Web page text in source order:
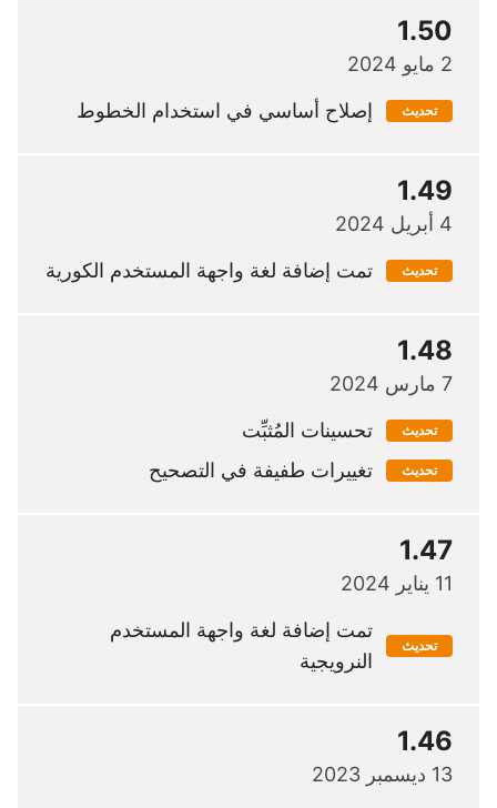
1.50
2 مايو 2024
تحديث إصلاح أساسي في استخدام الخطوط
1.49
4 أبريل 2024
تحديث تمت إضافة لغة واجهة المستخدم الكورية
1.48
7 مارس 2024
تحديث تحسينات المُثبِّت
تحديث تغييرات طفيفة في التصحيح
1.47
11 يناير 2024
تحديث
تمت إضافة لغة واجهة المستخدم
النرويجية
1.46
13 ديسمبر 2023